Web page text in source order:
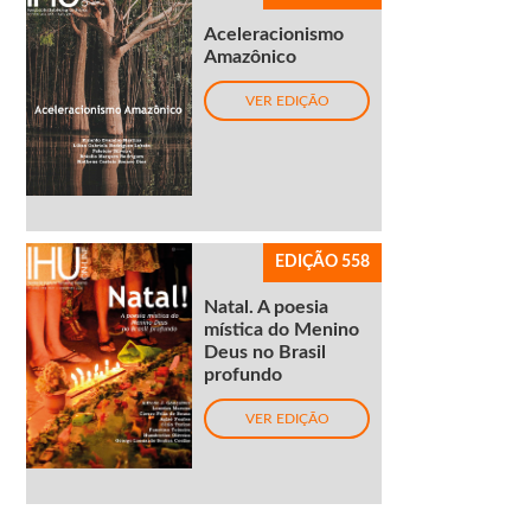
Aceleracionismo
Amazônico
VER EDIÇÃO
EDIÇÃO 558
Natal. A poesia
mística do Menino
Deus no Brasil
profundo
VER EDIÇÃO